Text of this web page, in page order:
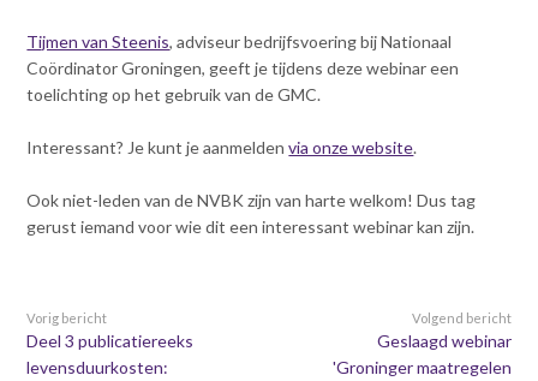
Tijmen van Steenis, adviseur bedrijfsvoering bij Nationaal
Coördinator Groningen, geeft je tijdens deze webinar een
toelichting op het gebruik van de GMC.
Interessant? Je kunt je aanmeldenvia onze website.
Ook niet-leden van de NVBK zijn van harte welkom! Dus tag
gerust iemand voor wie dit een interessant webinar kan zijn.
Vorig bericht
Deel 3 publicatiereeks
levensduurkosten:
Volgend bericht
Geslaagd webinar
'Groninger maatregelen
Zoek
Inloggen